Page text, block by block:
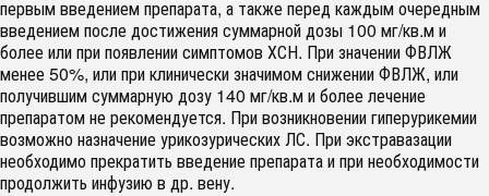
первым введением препарата, а также перед каждым очередным
введением после достижения суммарной дозы 100 мг/кв.м и
более или при появлении симптомов ХСН. При значении ФВЛЖ
менее 50%, или при клинически значимом снижении ФВЛЖ, или
получившим суммарную дозу 140 мг/кв.м и более лечение
препаратом не рекомендуется. При возникновении гиперурикемии
возможно назначение урикозурических ЛС. При экстравазации
необходимо прекратить введение препарата и при необходимости
продолжить инфузию в др. вену.